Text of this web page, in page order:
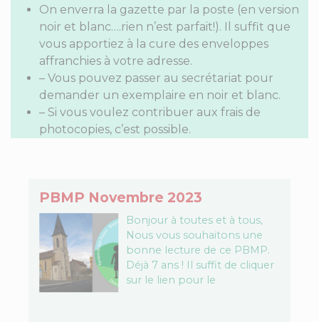
On enverra la gazette par la poste (en version
noir et blanc….rien n’est parfait!). Il suffit que
vous apportiez à la cure des enveloppes
affranchies à votre adresse.
– Vous pouvez passer au secrétariat pour
demander un exemplaire en noir et blanc.
– Si vous voulez contribuer aux frais de
photocopies, c’est possible.
PBMP Novembre 2023
Bonjour à toutes et à tous,
Nous vous souhaitons une
bonne lecture de ce PBMP.
Déjà 7 ans ! Il suffit de cliquer
sur le lien pour le